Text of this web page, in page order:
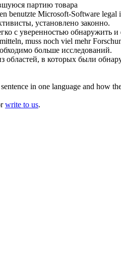
партию товара
benutzte Microsoft-Software legal
установлено законно.
с уверенностью обнаружить и
, muss noch viel mehr
больше исследований.
областей, в которых были
in one language and how
write to us.